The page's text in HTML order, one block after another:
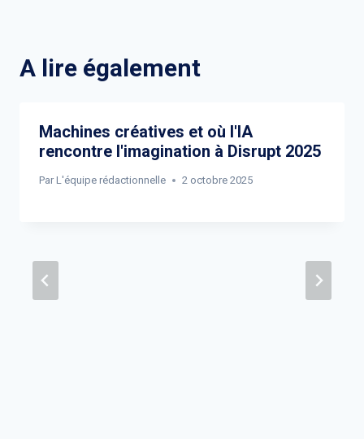
A lire également
Machines créatives et où l'IA
rencontre l'imagination à Disrupt 2025
Par L'équipe rédactionnelle 2 octobre 2025